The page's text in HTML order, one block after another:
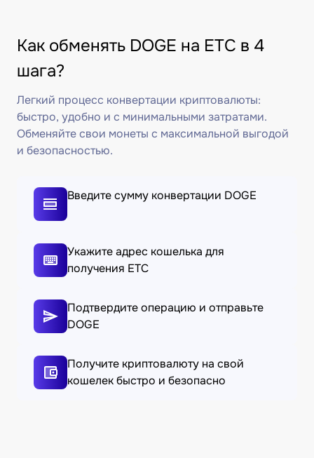
Как обменять DOGE на ETC в 4
шага?
Легкий процесс конвертации криптовалюты:
быстро, удобно и с минимальными затратами.
Обменяйте свои монеты с максимальной выгодой
и безопасностью.
Введите сумму конвертации DOGE
Укажите адрес кошелька для
получения ETC
Подтвердите операцию и отправьте
DOGE
Получите криптовалюту на свой
кошелек быстро и безопасно